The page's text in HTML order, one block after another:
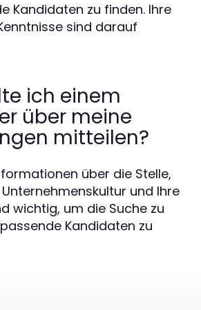
Kandidaten zu finden. Ihre
sind darauf
ich einem
über meine
mitteilen?
über die Stelle,
und Ihre
wichtig, um die Suche zu
Kandidaten zu